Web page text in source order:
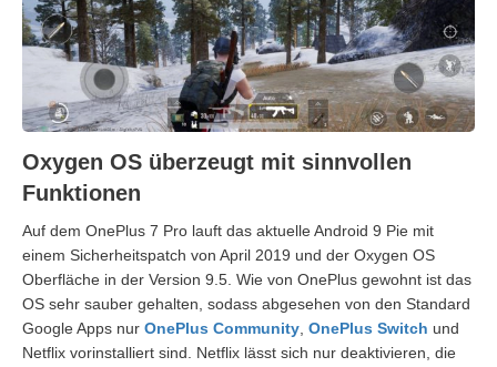
Oxygen OS überzeugt mit sinnvollen
Funktionen
Auf dem OnePlus 7 Pro lauft das aktuelle Android 9 Pie mit
einem Sicherheitspatch von April 2019 und der Oxygen OS
Oberfläche in der Version 9.5. Wie von OnePlus gewohnt ist das
OS sehr sauber gehalten, sodass abgesehen von den Standard
Google Apps nur OnePlus Community OnePlus Switch und
Netflix vorinstalliert sind. Netflix lässt sich nur deaktivieren, die